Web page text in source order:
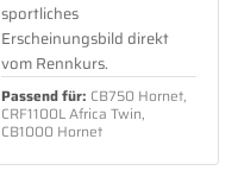
sportliches
Erscheinungsbild direkt
vom Rennkurs.
Passend für: CB750 Hornet,
CRF1100L Africa Twin,
CB1000 Hornet